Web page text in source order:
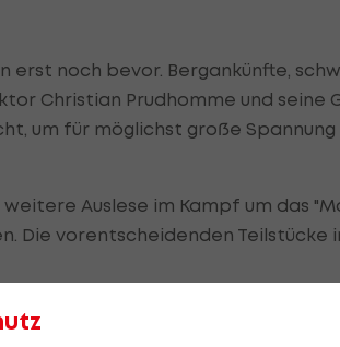
erst noch bevor. Bergankünfte,
Christian Prudhomme und seine
um für möglichst große Spannung
Auslese im Kampf um das
Die vorentscheidenden Teilstücke
km